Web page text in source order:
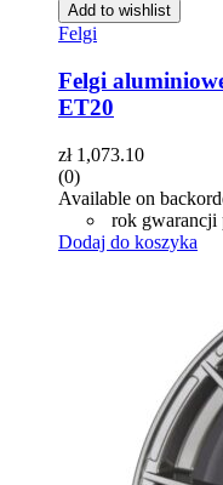
Add to wishlist
Felgi
Felgi
ET20
zł1,073.10
(0)
Available on
rok gwarancji
Dodaj do koszyka